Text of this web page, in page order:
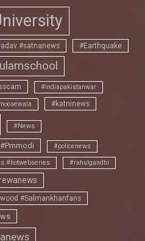
#satnanews #Earthquake
#indiapakistanwar
#katninews
#News
#Pmmodi #policenews
#hotwebseries #rahulgandhi
#Salmankhanfans